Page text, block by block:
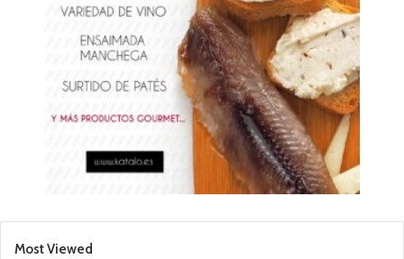
Most Viewed